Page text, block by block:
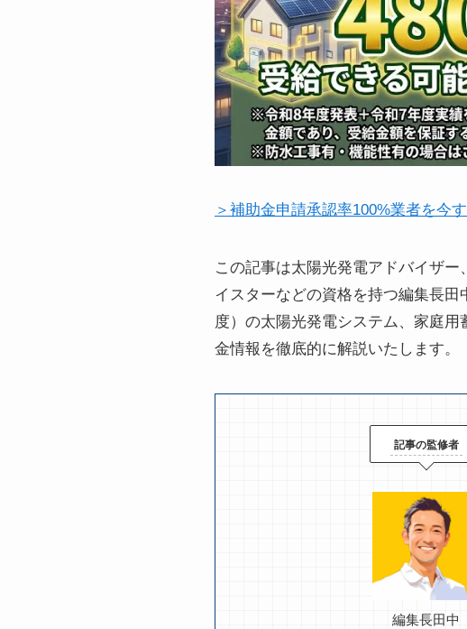
＞補助金申請承認率100%業者を今
この記事は太陽光発電アドバイザ
イスターなどの資格を持つ編集長
度）の太陽光発電システム、家庭
金情報を徹底的に解説いたします。
記事の監修者
編集長田中